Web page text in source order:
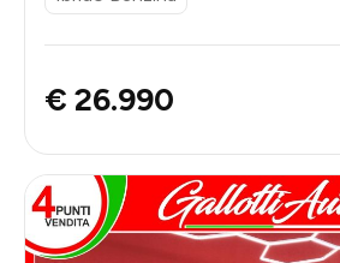
€ 26.990